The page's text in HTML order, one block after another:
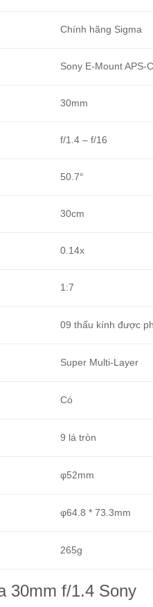
Chính hãng Sigma
Sony E-Mount APS-C
30mm
f/1.4 – f/16
50.7°
30cm
0.14x
1:7
09 thấu kính được
Super Multi-Layer
Có
9 lá tròn
φ52mm
φ64.8 * 73.3mm
265g
30mm f/1.4 Sony